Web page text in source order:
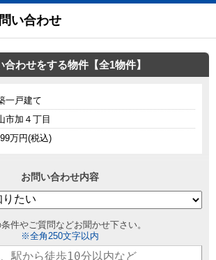
い合わせ
合わせをする物件【全1物件】
一戸建て
市加４丁目
万円(税込)
お問い合わせ内容
件やご質問などお聞かせ下さい。
※全角250文字以内